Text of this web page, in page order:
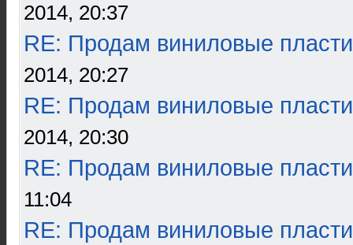
2014, 20:37
RE: Продам виниловые
2014, 20:27
RE: Продам виниловые
2014, 20:30
RE: Продам виниловые
11:04
RE: Продам виниловые